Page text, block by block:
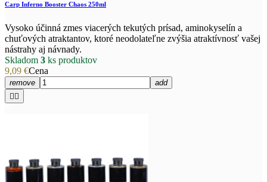
Carp Inferno Booster Chaos 250ml
Vysoko účinná zmes viacerých tekutých prísad, aminokyselín a
chuťových atraktantov, ktoré neodolateľne zvýšia atraktívnosť vašej
nástrahy aj návnady.
Skladom 3 ks produktov
9,09 €Cena
remove
add
 